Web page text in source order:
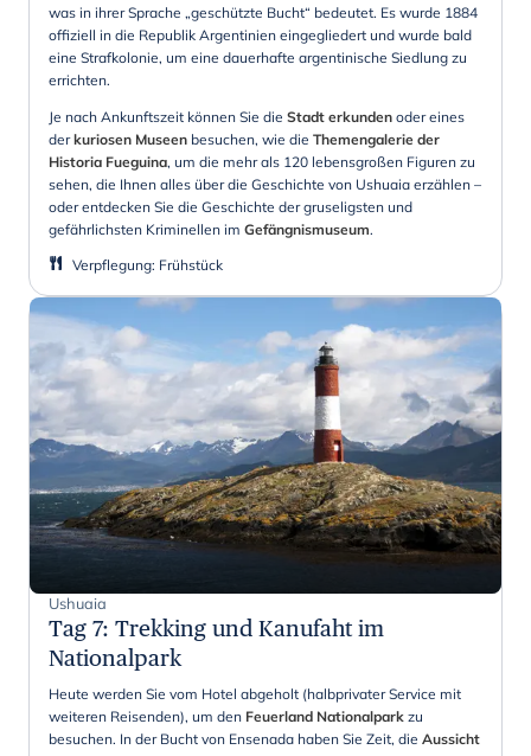
was in ihrer Sprache „geschützte Bucht“ bedeutet. Es wurde 1884
offiziell in die Republik Argentinien eingegliedert und wurde bald
eine Strafkolonie, um eine dauerhafte argentinische Siedlung zu
errichten.
Je nach Ankunftszeit können Sie die Stadt erkunden oder eines
derkuriosen Museen besuchen, wie die Themengalerie der
Historia Fueguina, um die mehr als 120 lebensgroßen Figuren zu
sehen, die Ihnen alles über die Geschichte von Ushuaia erzählen –
oder entdecken Sie die Geschichte der gruseligsten und
gefährlichsten Kriminellen im Gefängnismuseum.
Verpflegung: Frühstück
Ushuaia
Tag 7: Trekking und Kanufaht im
Nationalpark
Heute werden Sie vom Hotel abgeholt (halbprivater Service mit
weiteren Reisenden), um den Feuerland Nationalpark zu
besuchen. In der Bucht von Ensenada haben Sie Zeit, die Aussicht